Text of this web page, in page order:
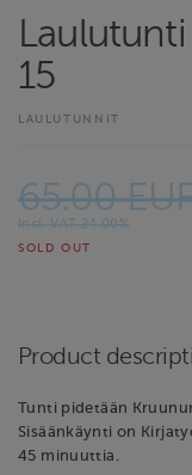
15
LAULUTUNNIT
65.00
Incl. VAT 24.00%
SOLD OUT
Product
Tunti pidetään
Sisäänkäynti on
45 minuuttia.